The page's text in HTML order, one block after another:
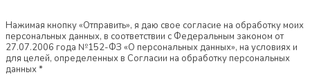
Нажимая кнопку «Отправить», я даю свое согласие на обработку моих
персональных данных, в соответствии с Федеральным законом от
27.07.2006 года №152-ФЗ «О персональных данных», на условиях и
для целей, определенных в Согласии на обработку персональных
данных *